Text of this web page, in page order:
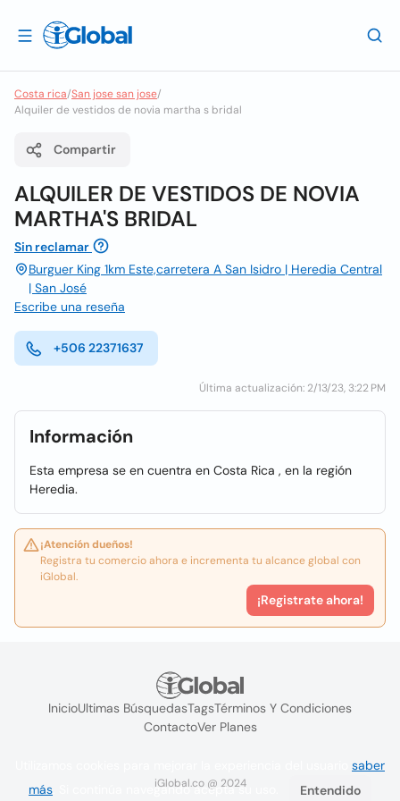
Costa rica/San jose san jose/
Alquiler de vestidos de novia martha s bridal
Compartir
ALQUILER DE VESTIDOS DE NOVIA
MARTHA'S BRIDAL
Sin reclamar
Burguer King 1km Este,carretera A San Isidro | Heredia Central
| San José
Escribe una reseña
+506 22371637
Última actualización: 2/13/23, 3:22 PM
Información
Esta empresa se en cuentra en Costa Rica , en la región
Heredia.
¡Atención dueños!
Registra tu comercio ahora e incrementa tu alcance global con
iGlobal.
¡Registrate ahora!
InicioUltimas BúsquedasTagsTérminos Y Condiciones
ContactoVer Planes
iGlobal.co @ 2024
saber
más . Si continúa navegando acepta su uso. Entendido